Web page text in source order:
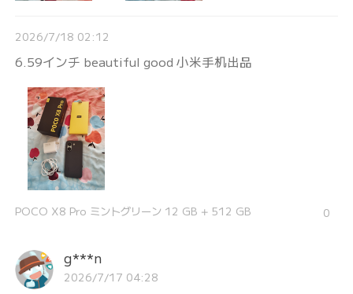
2026/7/18 02:12
6.59インチ beautiful good 小米手机出品
POCO X8 Pro ミントグリーン 12 GB + 512 GB 0
g***n
2026/7/17 04:28